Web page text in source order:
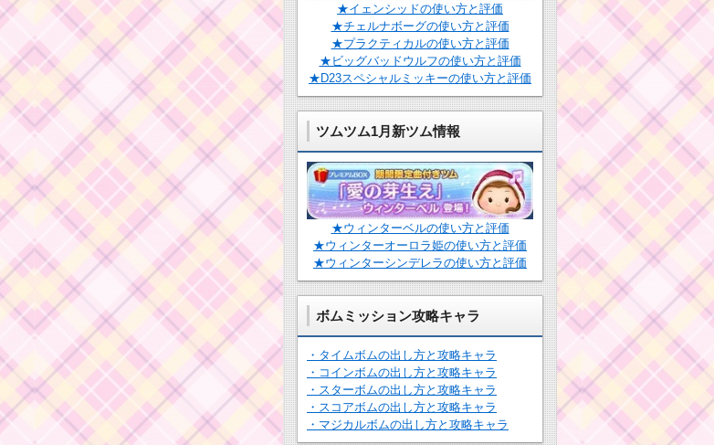
★イェンシッドの使い方と評価
★チェルナボーグの使い方と評価
★プラクティカルの使い方と評価
★ビッグバッドウルフの使い方と評価
★D23スペシャルミッキーの使い方と評価
ツムツム1月新ツム情報
★ウィンターベルの使い方と評価
★ウィンターオーロラ姫の使い方と評価
★ウィンターシンデレラの使い方と評価
ボムミッション攻略キャラ
・タイムボムの出し方と攻略キャラ
・コインボムの出し方と攻略キャラ
・スターボムの出し方と攻略キャラ
・スコアボムの出し方と攻略キャラ
・マジカルボムの出し方と攻略キャラ